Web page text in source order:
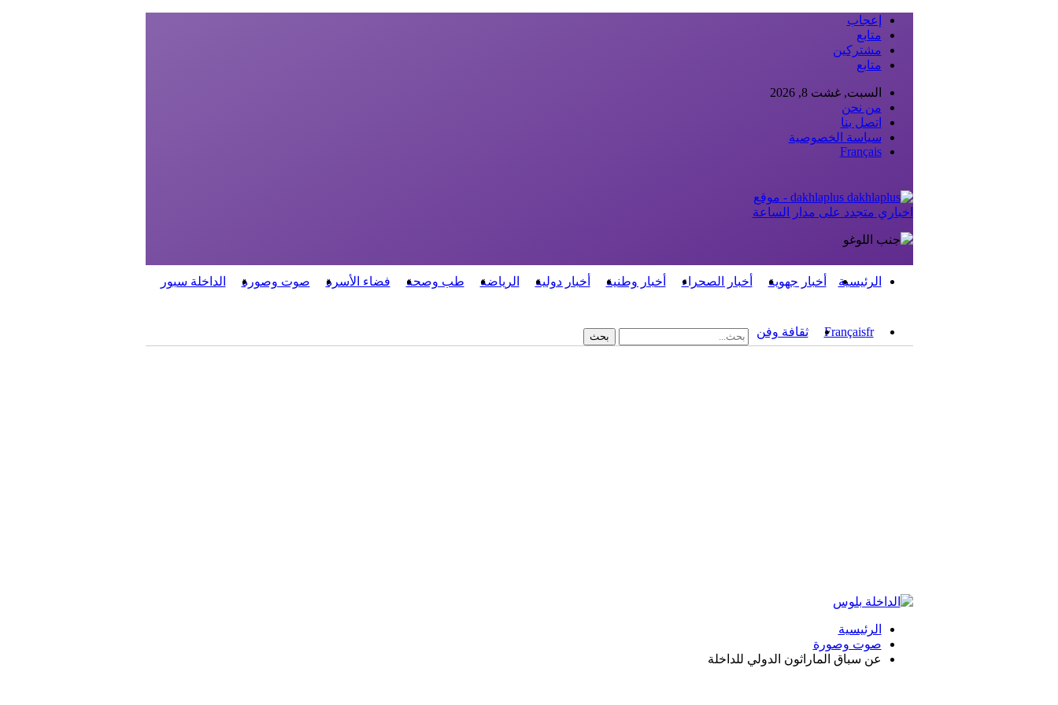
إعجاب
متابع
مشتركين
متابع
السبت, غشت 8, 2026
من نحن
اتصل بنا
سياسة الخصوصية
Français
dakhlaplus - موقع
اخباري متجدد على مدار الساعة
الرئيسية أخبار جهوية أخبار الصحراء أخبار وطنية أخبار دولية الرياضة طب وصحة فضاء الأسرة صوت وصورة الداخلة سبور
Françaisfr ثقافة وفن
الرئيسية
صوت وصورة
عن سباق الماراثون الدولي للداخلة